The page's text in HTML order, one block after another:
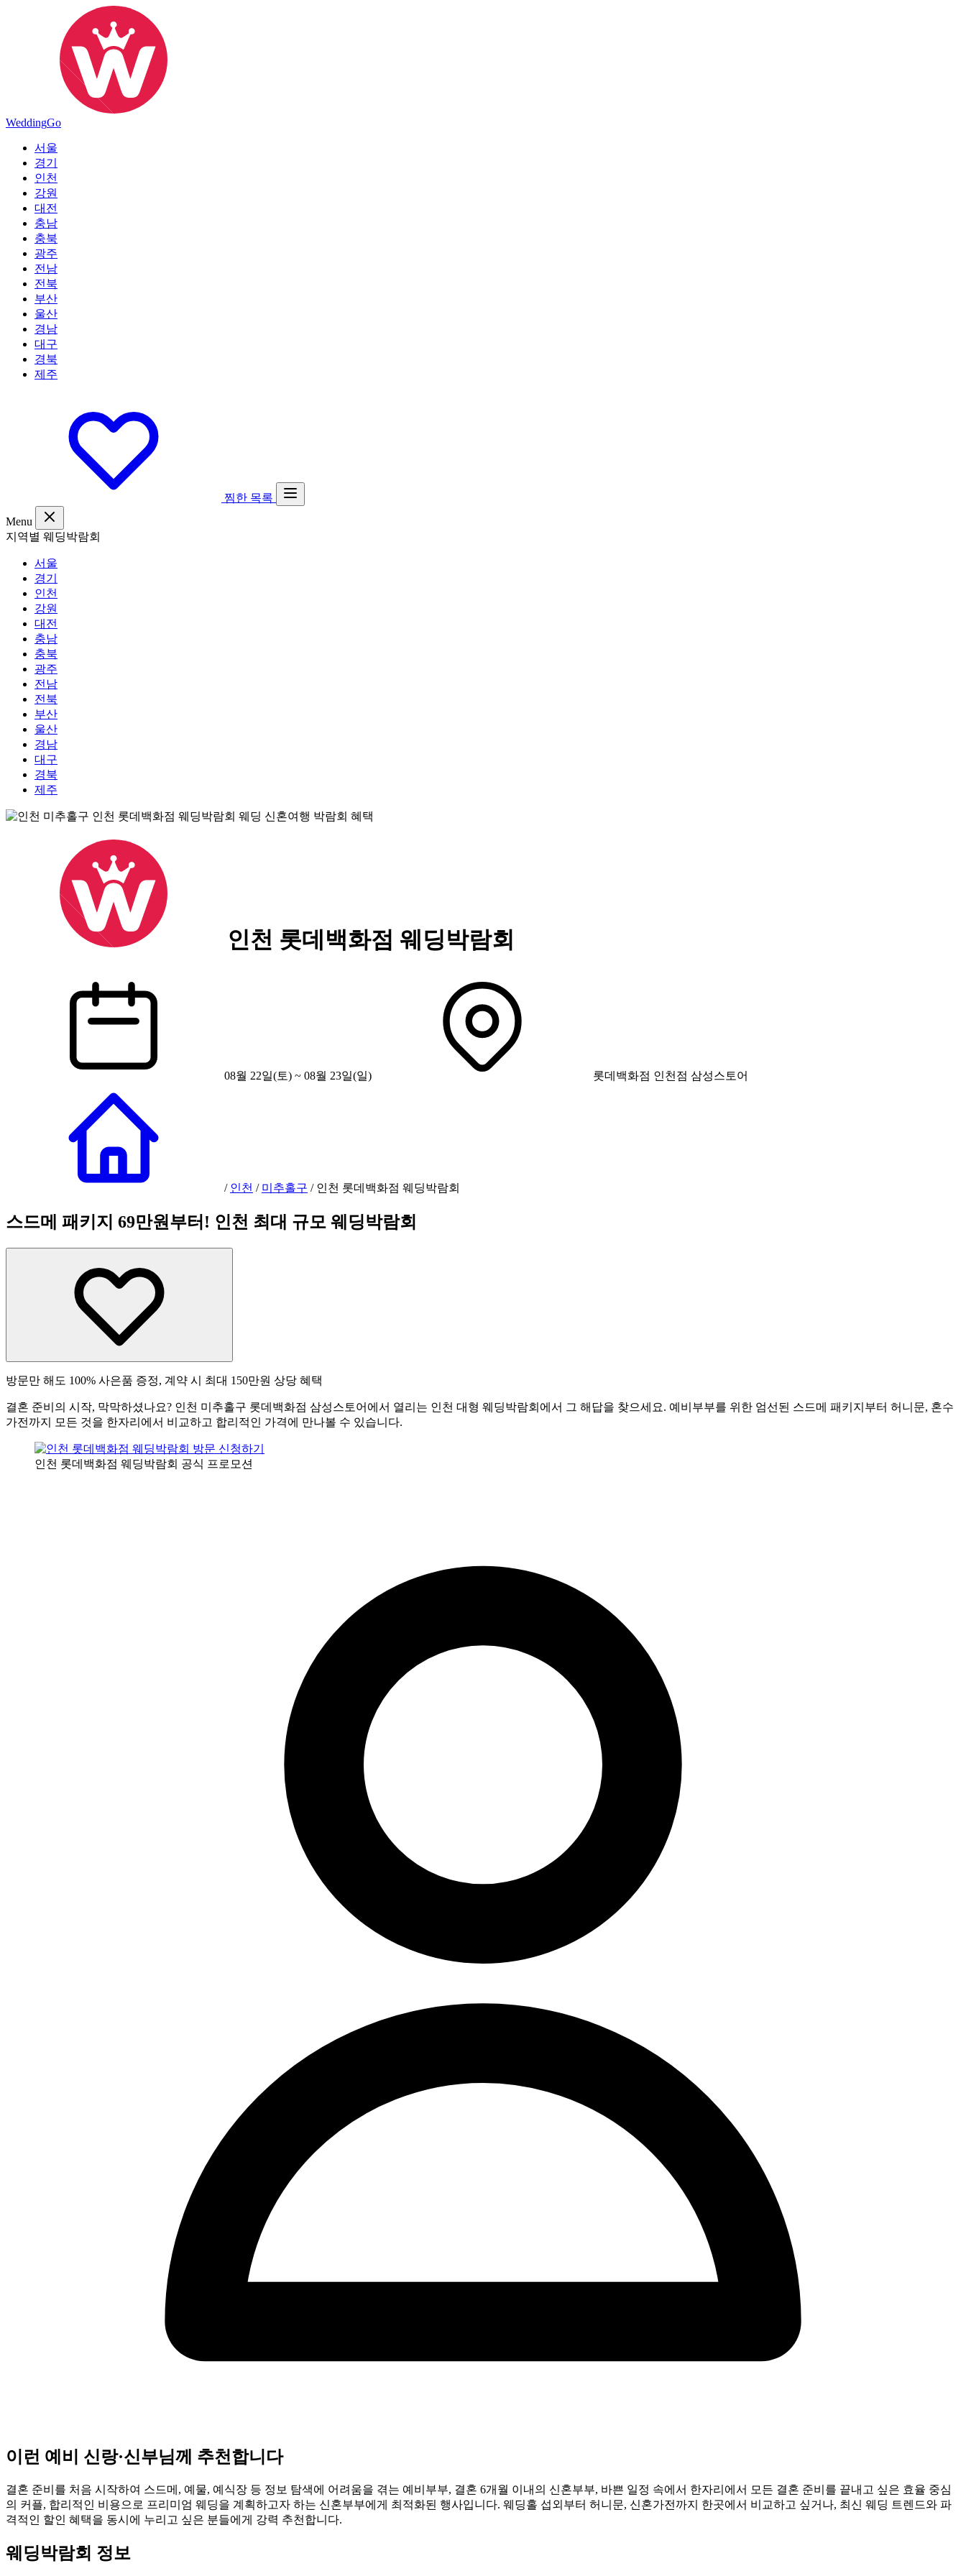
WeddingGo
서울
경기
인천
강원
대전
충남
충북
광주
전남
전북
부산
울산
경남
대구
경북
제주
찜한 목록
Menu
지역별 웨딩박람회
서울
경기
인천
강원
대전
충남
충북
광주
전남
전북
부산
울산
경남
대구
경북
제주
인천 롯데백화점 웨딩박람회
08월 22일(토) ~ 08월 23일(일) 롯데백화점 인천점 삼성스토어
/ 인천 / 미추홀구 / 인천 롯데백화점 웨딩박람회
스드메 패키지 69만원부터! 인천 최대 규모 웨딩박람회
방문만 해도 100% 사은품 증정, 계약 시 최대 150만원 상당 혜택
결혼 준비의 시작, 막막하셨나요? 인천 미추홀구 롯데백화점 삼성스토어에서 열리는 인천 대형 웨딩박람회에서 그 해답을 찾으세요. 예비부부를 위한 엄선된 스드메 패키지부터 허니문, 혼수
가전까지 모든 것을 한자리에서 비교하고 합리적인 가격에 만나볼 수 있습니다.
인천 롯데백화점 웨딩박람회 공식 프로모션
이런 예비 신랑·신부님께 추천합니다
결혼 준비를 처음 시작하여 스드메, 예물, 예식장 등 정보 탐색에 어려움을 겪는 예비부부, 결혼 6개월 이내의 신혼부부, 바쁜 일정 속에서 한자리에서 모든 결혼 준비를 끝내고 싶은 효율 중심
의 커플, 합리적인 비용으로 프리미엄 웨딩을 계획하고자 하는 신혼부부에게 최적화된 행사입니다. 웨딩홀 섭외부터 허니문, 신혼가전까지 한곳에서 비교하고 싶거나, 최신 웨딩 트렌드와 파
격적인 할인 혜택을 동시에 누리고 싶은 분들에게 강력 추천합니다.
웨딩박람회 정보